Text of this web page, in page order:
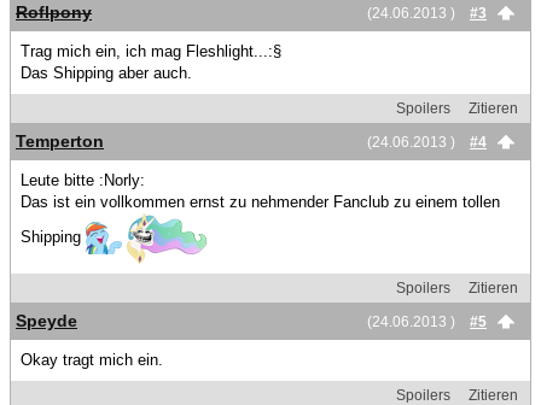
(24.06.2013 )
#3
Roflpony
Trag mich ein, ich mag Fleshlight...:§
Das Shipping aber auch.
Spoilers
Zitieren
(24.06.2013 )
#4
Temperton
Leute bitte :Norly:
Das ist ein vollkommen ernst zu nehmender Fanclub zu einem tollen
Shipping
Spoilers
Zitieren
(24.06.2013 )
#5
Speyde
Okay tragt mich ein.
Spoilers
Zitieren